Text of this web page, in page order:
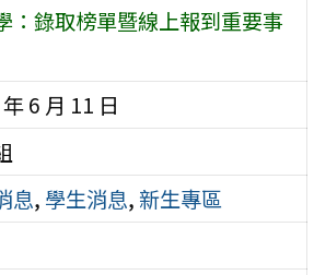
：錄取榜單暨線上報到重要事
6 月 11 日
息, 學生消息, 新生專區